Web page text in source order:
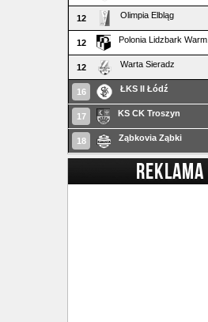
12 Olimpia Elbląg
12 Polonia Lidzbark Warm.
12 Warta Sieradz
16 ŁKS II Łódź
17 KS CK Troszyn
18 Ząbkovia Ząbki
REKLAMA